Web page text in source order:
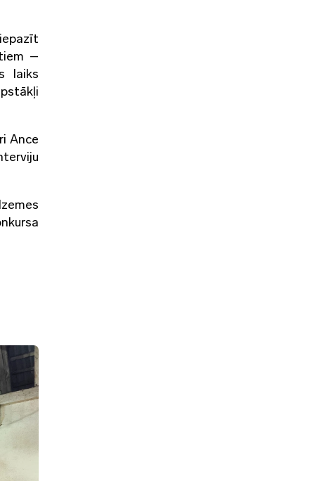
–
laiks
Ance